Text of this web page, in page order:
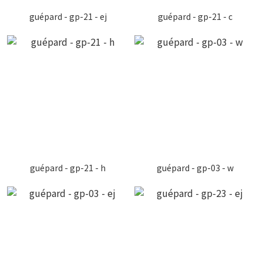
guépard - gp-21 - ej guépard - gp-21 - c
guépard - gp-21 - h guépard - gp-03 - w